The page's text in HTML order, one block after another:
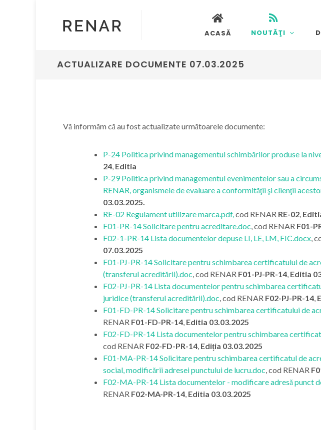
ACASĂ NOUTĂŢI
ACTUALIZARE DOCUMENTE 07.03.2025
Vă informăm că au fost actualizate următoarele documente:
P-24 Politica privind managementul schimbărilor produse la
24, Editia
P-29 Politica privind managementul evenimentelor sau a
RENAR, organismele de evaluare a conformităţii şi clienţii
03.03.2025.
RE-02 Regulament utilizare marca.pdf,cod RENAR RE-02,
F01-PR-14 Solicitare pentru acreditare.doc, cod RENAR F01-
F02-1-PR-14 Lista documentelor depuse LI, LE, LM, FIC.docx,
07.03.2025
F01-PJ-PR-14 Solicitare pentru schimbarea certificatului de
(transferul acreditării).doc, cod RENAR F01-PJ-PR-14, Editia
F02-PJ-PR-14 Lista documentelor pentru schimbarea
juridice (transferul acreditării).doc, cod RENAR F02-PJ-PR-14,
F01-FD-PR-14 Solicitare pentru schimbarea certificatului de
RENAR F01-FD-PR-14, Editia 03.03.2025
F02-FD-PR-14 Lista documentelor pentru schimbarea
cod RENAR F02-FD-PR-14, Ediția 03.03.2025
F01-MA-PR-14 Solicitare pentru schimbarea certificatul de
social, modificării adresei punctului de lucru.doc, cod RENAR
F02-MA-PR-14 Lista documentelor - modificare adresă punct
RENAR F02-MA-PR-14, Editia 03.03.2025